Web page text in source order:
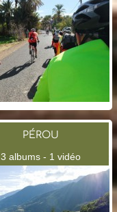
PÉROU
3 albums - 1 vidéo